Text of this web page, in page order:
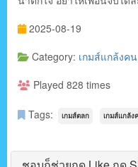
2025-08-19
Category: เกมส์แกล้งคน
Played 828 times
Tags: เกมส์ตลก เกมส์แกล้ง